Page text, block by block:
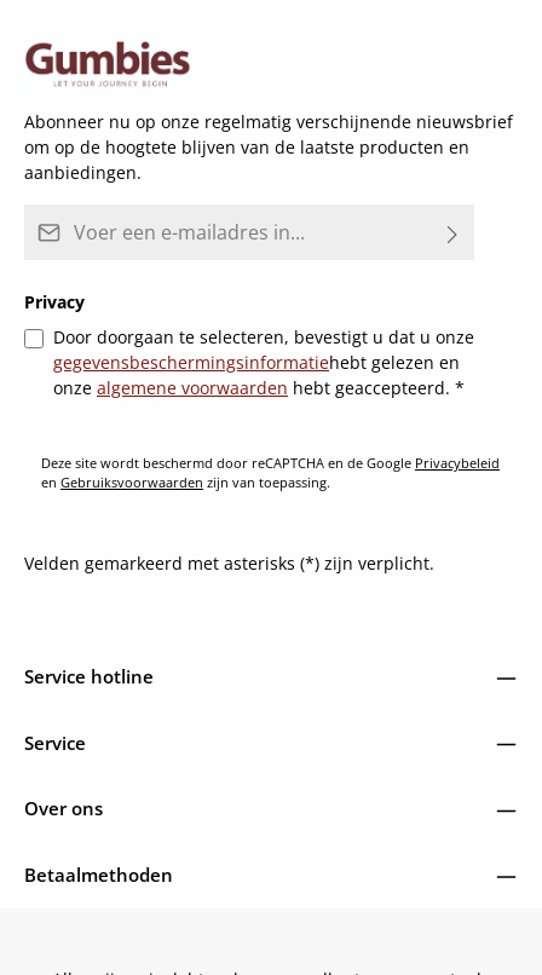
Abonneer nu op onze regelmatig verschijnende nieuwsbrief
om op de hoogtete blijven van de laatste producten en
aanbiedingen.
Privacy
Door doorgaan te selecteren, bevestigt u dat u onze
gegevensbeschermingsinformatiehebt gelezen en
onze algemene voorwaarden hebt geaccepteerd. *
Deze site wordt beschermd door reCAPTCHA en de Google Privacybeleid
en Gebruiksvoorwaarden zijn van toepassing.
Velden gemarkeerd met asterisks (*) zijn verplicht.
Service hotline
Service
Over ons
Betaalmethoden